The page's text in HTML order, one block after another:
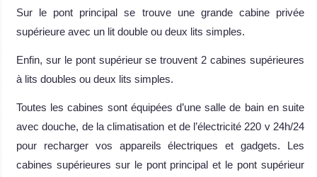
Sur le pont principal se trouve une grande cabine privée
supérieure avec un lit double ou deux lits simples.
Enfin, sur le pont supérieur se trouvent 2 cabines supérieures
à lits doubles ou deux lits simples.
Toutes les cabines sont équipées d’une salle de bain en suite
avec douche, de la climatisation et de l’électricité 220 v 24h/24
pour recharger vos appareils électriques et gadgets. Les
cabines supérieures sur le pont principal et le pont supérieur